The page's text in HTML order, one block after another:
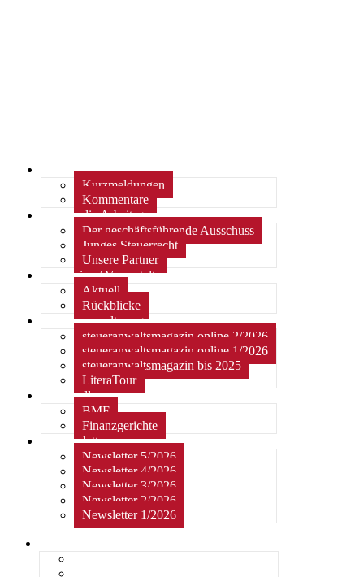
Home
Kurzmeldungen
Kommentare
Über die Arbeitsgemeinschaft
Der geschäftsführende Ausschuss
Junges Steuerrecht
Unsere Partner
Termine / Veranstaltungen
Aktuell
Rückblicke
steueranwaltsmagazin online
steueranwaltsmagazin online 2/2026
steueranwaltsmagazin online 1/2026
steueranwaltsmagazin bis 2025
LiteraTour
Aktuelles
BMF
Finanzgerichte
Newsletter
Newsletter 5/2026
Newsletter 4/2026
Newsletter 3/2026
Newsletter 2/2026
Newsletter 1/2026